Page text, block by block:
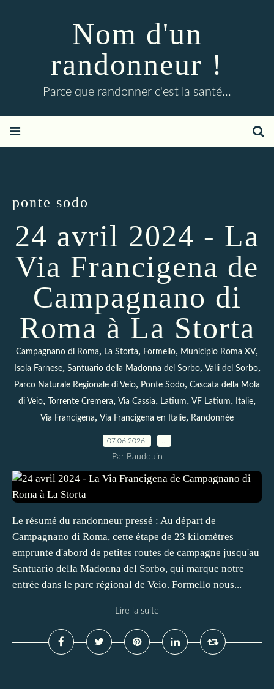
Nom d'un
randonneur !
Parce que randonner c'est la santé...
ponte sodo
24 avril 2024 - La
Via Francigena de
Campagnano di
Roma à La Storta
Campagnano di Roma, La Storta, Formello, Municipio Roma XV,
Isola Farnese, Santuario della Madonna del Sorbo, Valli del Sorbo,
Parco Naturale Regionale di Veio, Ponte Sodo, Cascata della Mola
di Veio, Torrente Cremera, Via Cassia, Latium, VF Latium, Italie,
Via Francigena, Via Francigena en Italie, Randonnée
07.06.2026
Par Baudouin
Le résumé du randonneur pressé : Au départ de
Campagnano di Roma, cette étape de 23 kilomètres
emprunte d'abord de petites routes de campagne jusqu'au
Santuario della Madonna del Sorbo, qui marque notre
entrée dans le parc régional de Veio. Formello nous...
Lire la suite